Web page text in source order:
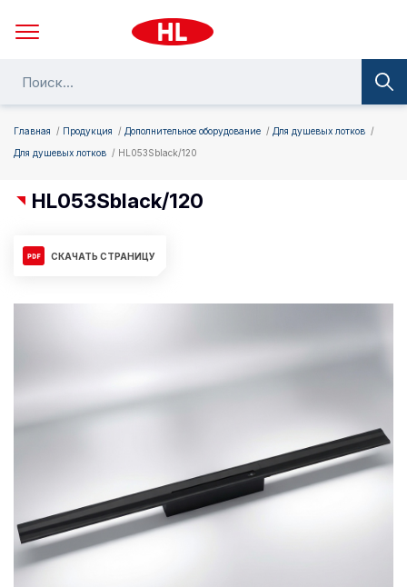
Главная Продукция Дополнительное оборудование
Для душевых лотков
Для душевых лотков
HL053Sblack/120
HL053Sblack/120
СКАЧАТЬ СТРАНИЦУ